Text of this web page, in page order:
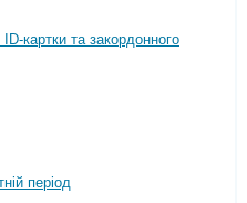
картки та закордонного
період